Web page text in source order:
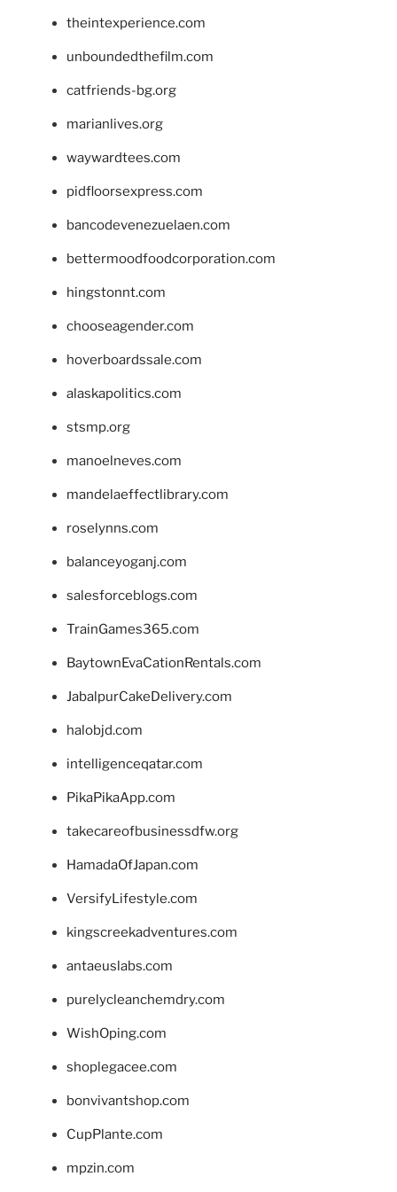
theintexperience.com
unboundedthefilm.com
catfriends-bg.org
marianlives.org
waywardtees.com
pidfloorsexpress.com
bancodevenezuelaen.com
bettermoodfoodcorporation.com
hingstonnt.com
chooseagender.com
hoverboardssale.com
alaskapolitics.com
stsmp.org
manoelneves.com
mandelaeffectlibrary.com
roselynns.com
balanceyoganj.com
salesforceblogs.com
TrainGames365.com
BaytownEvaCationRentals.com
JabalpurCakeDelivery.com
halobjd.com
intelligenceqatar.com
PikaPikaApp.com
takecareofbusinessdfw.org
HamadaOfJapan.com
VersifyLifestyle.com
kingscreekadventures.com
antaeuslabs.com
purelycleanchemdry.com
WishOping.com
shoplegacee.com
bonvivantshop.com
CupPlante.com
mpzin.com